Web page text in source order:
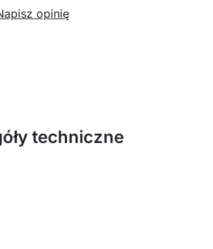
opinię
techniczne